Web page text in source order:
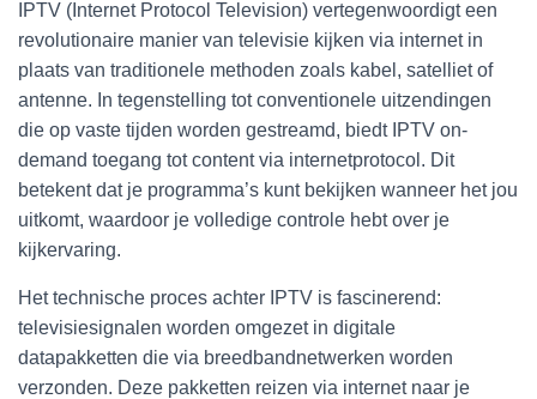
IPTV (Internet Protocol Television) vertegenwoordigt een
revolutionaire manier van televisie kijken via internet in
plaats van traditionele methoden zoals kabel, satelliet of
antenne. In tegenstelling tot conventionele uitzendingen
die op vaste tijden worden gestreamd, biedt IPTV on-
demand toegang tot content via internetprotocol. Dit
betekent dat je programma’s kunt bekijken wanneer het jou
uitkomt, waardoor je volledige controle hebt over je
kijkervaring.
Het technische proces achter IPTV is fascinerend:
televisiesignalen worden omgezet in digitale
datapakketten die via breedbandnetwerken worden
verzonden. Deze pakketten reizen via internet naar je